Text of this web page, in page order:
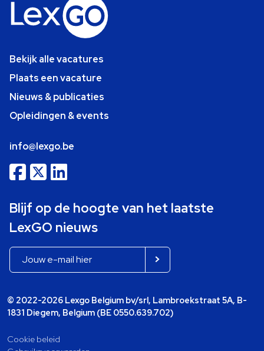
Bekijk alle vacatures
Plaats een vacature
Nieuws & publicaties
Opleidingen & events
info@lexgo.be
Blijf op de hoogte van het laatste
LexGO nieuws
© 2022-2026 Lexgo Belgium bv/srl, Lambroekstraat 5A, B-
1831 Diegem, Belgium (BE 0550.639.702)
Cookie beleid